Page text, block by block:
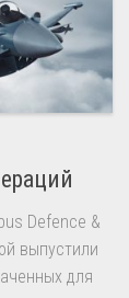
Defence &
выпустили
для